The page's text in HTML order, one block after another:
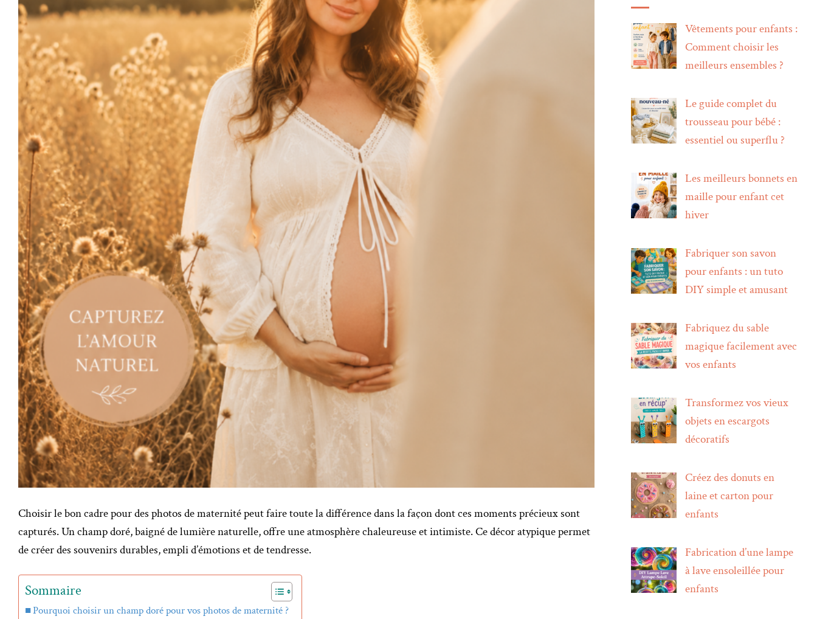
Choisir le bon cadre pour des photos de maternité peut faire toute la différence dans la façon dont ces moments précieux sont
capturés. Un champ doré, baigné de lumière naturelle, offre une atmosphère chaleureuse et intimiste. Ce décor atypique permet
de créer des souvenirs durables, empli d’émotions et de tendresse.
Sommaire
Pourquoi choisir un champ doré pour vos photos de maternité ?
Vêtements pour enfants :
Comment choisir les
meilleurs ensembles ?
Le guide complet du
trousseau pour bébé :
essentiel ou superflu ?
Les meilleurs bonnets en
maille pour enfant cet
hiver
Fabriquer son savon
pour enfants : un tuto
DIY simple et amusant
Fabriquez du sable
magique facilement avec
vos enfants
Transformez vos vieux
objets en escargots
décoratifs
Créez des donuts en
laine et carton pour
enfants
Fabrication d’une lampe
à lave ensoleillée pour
enfants